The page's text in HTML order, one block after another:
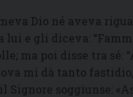
Dio né aveva
lui e gli diceva:
ma poi disse tra sé:
mi dà tanto
soggiunse: